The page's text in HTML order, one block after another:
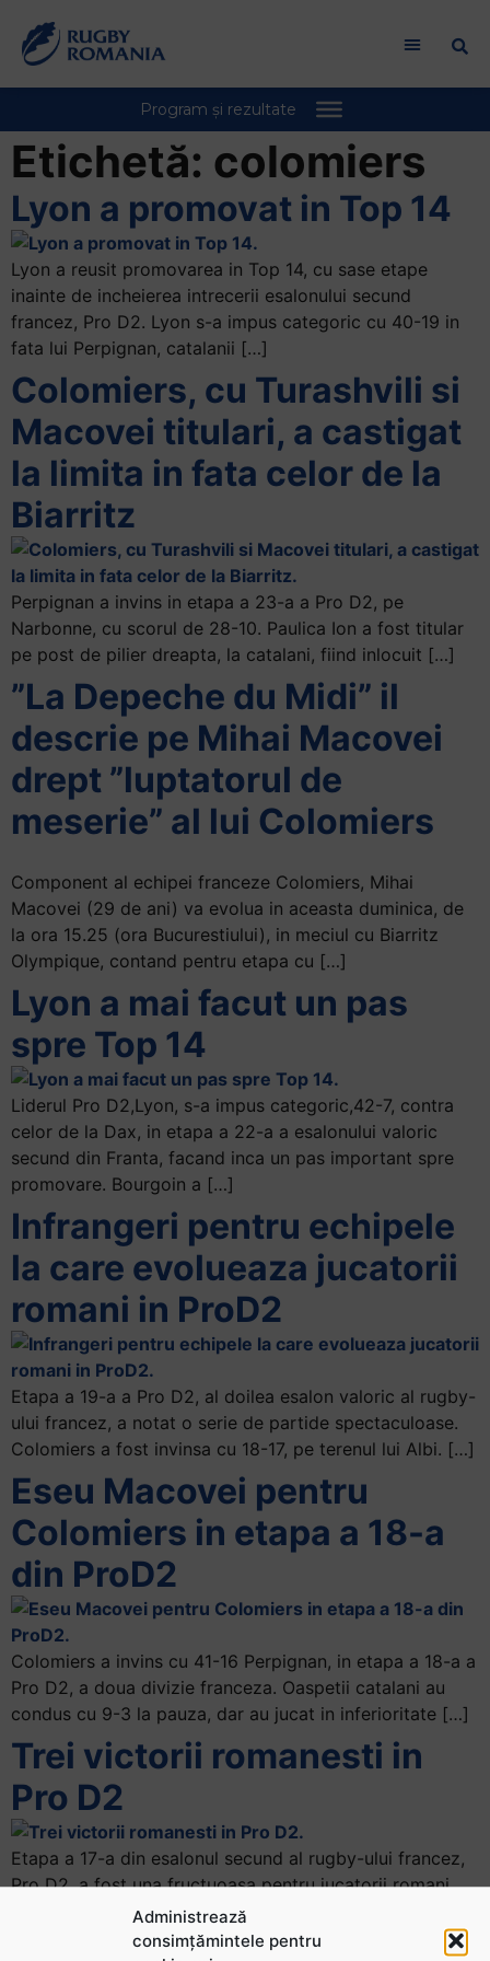
Administrează
consimțămintele pentru
Etichetă: colomiers
Lyon a promovat in Top 14
Lyon a reusit promovarea in Top 14, cu sase etape
inainte de incheierea intrecerii esalonului secund
francez, Pro D2. Lyon s-a impus categoric cu 40-19 in
fata lui Perpignan, catalanii […]
Colomiers, cu Turashvili si
Macovei titulari, a castigat
la limita in fata celor de la
Biarritz
Perpignan a invins in etapa a 23-a a Pro D2, pe
Narbonne, cu scorul de 28-10. Paulica Ion a fost titular
pe post de pilier dreapta, la catalani, fiind inlocuit […]
”La Depeche du Midi” il
descrie pe Mihai Macovei
drept ”luptatorul de
meserie” al lui Colomiers
Component al echipei franceze Colomiers, Mihai
Macovei (29 de ani) va evolua in aceasta duminica, de
la ora 15.25 (ora Bucurestiului), in meciul cu Biarritz
Olympique, contand pentru etapa cu […]
Lyon a mai facut un pas
spre Top 14
Liderul Pro D2,Lyon, s-a impus categoric,42-7, contra
celor de la Dax, in etapa a 22-a a esalonului valoric
secund din Franta, facand inca un pas important spre
promovare. Bourgoin a […]
Infrangeri pentru echipele
la care evolueaza jucatorii
romani in ProD2
Etapa a 19-a a Pro D2, al doilea esalon valoric al rugby-
ului francez, a notat o serie de partide spectaculoase.
Colomiers a fost invinsa cu 18-17, pe terenul lui Albi. […]
Eseu Macovei pentru
Colomiers in etapa a 18-a
din ProD2
Colomiers a invins cu 41-16 Perpignan, in etapa a 18-a a
Pro D2, a doua divizie franceza. Oaspetii catalani au
condus cu 9-3 la pauza, dar au jucat in inferioritate […]
Trei victorii romanesti in
Pro D2
Etapa a 17-a din esalonul secund al rugby-ului francez,
Pro D2, a fost una fructuoasa pentru jucatorii romani
care evolueaza in aceasta competitie. Colomiers s-a
impus in deplasare, pe terenul […]